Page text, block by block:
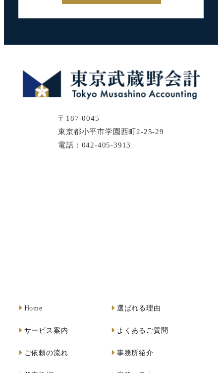
〒187-0045
東京都小平市学園西町2-25-29
電話：042-405-3913
Home 選ばれる理由
サービス案内 よくあるご質問
ご依頼の流れ 事務所紹介